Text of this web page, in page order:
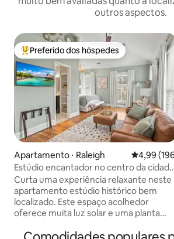
outros aspectos.
Entre os melhores preferidos dos
Preferido dos hóspedes
Apartamento ⋅ Raleigh 4,99 de
4,99
Estúdio encantador no centro da cidade
- Localização a pé
Curta uma experiência relaxante neste
apartamento estúdio histórico bem
localizado. Este espaço acolhedor
oferece muita luz solar e uma planta
Completamente remodelado com